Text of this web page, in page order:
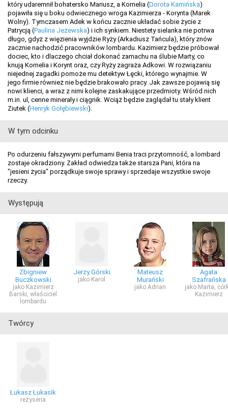
który udaremnił bohatersko Mariusz, a Kornelia (Dorota Kamińska)
pojawiła się u boku odwiecznego wroga Kazimierza - Korynta (Marek
Wolny). Tymczasem Adek w końcu zacznie układać sobie życie z
Patrycją (Paulina Jeżewska) i ich synkiem. Niestety sielanka nie potrwa
długo, gdyż z więzienia wyjdzie Ryży (Arkadiusz Tańcula), który znów
zacznie nachodzić pracowników lombardu. Kazimierz będzie próbował
dociec, kto i dlaczego chciał dokonać zamachu na ślubie Marty, co
knują Kornelia i Korynt oraz, czy Ryży zagraża Adkowi. W rozwiązaniu
niejednej zagadki pomoże mu detektyw Łęcki, którego wynajmie. W
jego firmie również nie będzie brakowało pracy. Jak zawsze pojawią się
nowi klienci, a wraz z nimi kolejne zaskakujące przedmioty. Wśród nich
m.in. ul, cenne minerały i ciągnik. Wciąż będzie zaglądał tu stały klient
Ziutek (Henryk Gołębiewski).
W tym odcinku
Po odurzeniu fałszywymi perfumami Benia traci przytomność, a lombard
zostaje okradziony. Zakład odwiedza także starsza Pani, która na
"jesieni życia" porządkuje swoje sprawy i sprzedaje wszystkie swoje
rzeczy.
Występują
Zbigniew
Buczkowski
jako Kazimierz
Barski, właściciel
lombardu
Jerzy Górski
jako Karol
Mateusz
Murański
jako Adrian
Agata
Szafrańska
jako Marta,
Kazimierz
Twórcy
Łukasz Łukasik
reżyseria